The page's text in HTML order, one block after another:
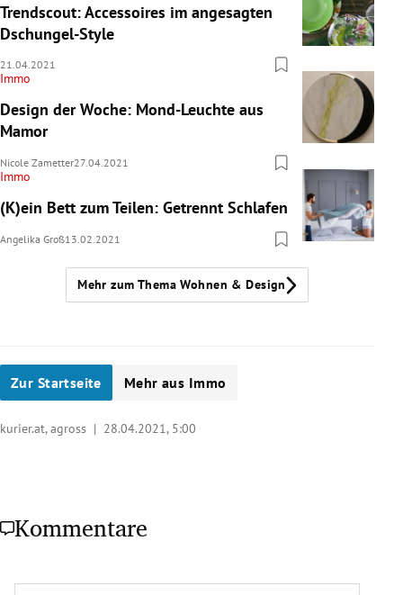
Trendscout: Accessoires im angesagten
Dschungel-Style
21.04.2021
Immo
Design der Woche: Mond-Leuchte aus
Mamor
Nicole Zametter27.04.2021
Immo
(K)ein Bett zum Teilen: Getrennt Schlafen
Angelika Groß13.02.2021
Mehr zum Thema Wohnen & Design
Zur Startseite Mehr aus Immo
kurier.at, agross | 28.04.2021, 5:00
Kommentare